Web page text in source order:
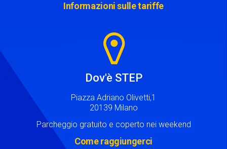
Informazioni sulle tariffe
Dov'è STEP
Piazza Adriano Olivetti,1
20139 Milano
Parcheggio gratuito e coperto nei weekend
Come raggiungerci